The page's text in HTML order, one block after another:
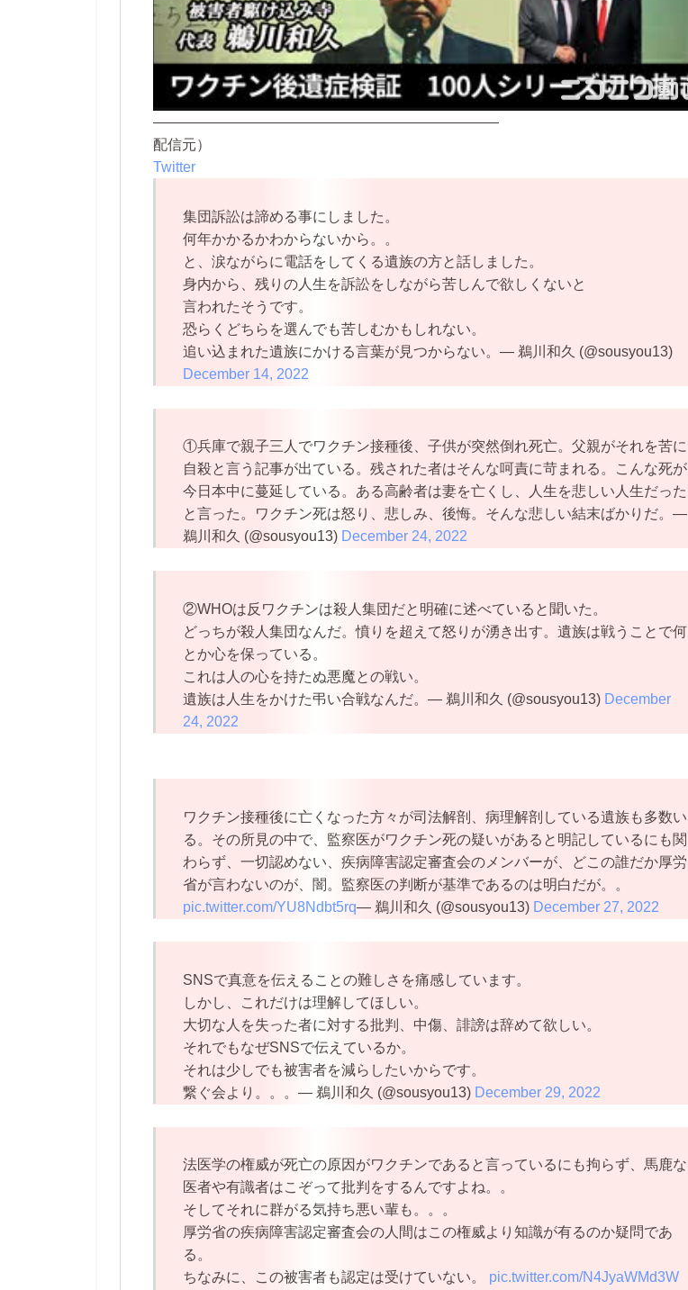
————————————————————————
配信元）
Twitter
集団訴訟は諦める事にしました。
何年かかるかわからないから。。
と、涙ながらに電話をしてくる遺族の方と話しました。
身内から、残りの人生を訴訟をしながら苦しんで欲しくないと
言われたそうです。
恐らくどちらを選んでも苦しむかもしれない。
追い込まれた遺族にかける言葉が見つからない。— 鵜川和久 (@sousyou13)
December 14, 2022
①兵庫で親子三人でワクチン接種後、子供が突然倒れ死亡。父親がそれを苦に
自殺と言う記事が出ている。残された者はそんな呵責に苛まれる。こんな死が
今日本中に蔓延している。ある高齢者は妻を亡くし、人生を悲しい人生だった
と言った。ワクチン死は怒り、悲しみ、後悔。そんな悲しい結末ばかりだ。—
鵜川和久 (@sousyou13) December 24, 2022
②WHOは反ワクチンは殺人集団だと明確に述べていると聞いた。
どっちが殺人集団なんだ。憤りを超えて怒りが湧き出す。遺族は戦うことで何
とか心を保っている。
これは人の心を持たぬ悪魔との戦い。
遺族は人生をかけた弔い合戦なんだ。— 鵜川和久 (@sousyou13) December
24, 2022
ワクチン接種後に亡くなった方々が司法解剖、病理解剖している遺族も多数い
る。その所見の中で、監察医がワクチン死の疑いがあると明記しているにも関
わらず、一切認めない、疾病障害認定審査会のメンバーが、どこの誰だか厚労
省が言わないのが、闇。監察医の判断が基準であるのは明白だが。。
pic.twitter.com/YU8Ndbt5rq— 鵜川和久 (@sousyou13) December 27, 2022
SNSで真意を伝えることの難しさを痛感しています。
しかし、これだけは理解してほしい。
大切な人を失った者に対する批判、中傷、誹謗は辞めて欲しい。
それでもなぜSNSで伝えているか。
それは少しでも被害者を減らしたいからです。
繋ぐ会より。。。— 鵜川和久 (@sousyou13) December 29, 2022
法医学の権威が死亡の原因がワクチンであると言っているにも拘らず、馬鹿な
医者や有識者はこぞって批判をするんですよね。。
そしてそれに群がる気持ち悪い輩も。。。
厚労省の疾病障害認定審査会の人間はこの権威より知識が有るのか疑問であ
る。
ちなみに、この被害者も認定は受けていない。 pic.twitter.com/N4JyaWMd3W